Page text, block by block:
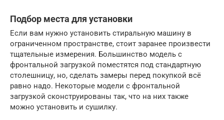
Подбор места для установки
Если вам нужно установить стиральную машину в
ограниченном пространстве, стоит заранее произвести
тщательные измерения. Большинство модель с
фронтальной загрузкой поместятся под стандартную
столешницу, но, сделать замеры перед покупкой всё
равно надо. Некоторые модели с фронтальной
загрузкой сконструированы так, что на них также
можно установить и сушилку.